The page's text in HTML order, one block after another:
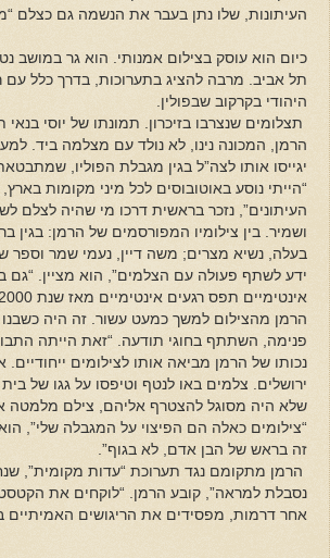
העיתונות, שלו נתן בעבר את הנשמה גם כצלם
כיום הוא עוסק בצילום אמנותי. הוא גר במושב
היהודי בקרקוב שבפולין.
תצלומים שנצרבו בזיכרון. תמונתו של יוסי
יגייסו אותו לצה”ל בגין מגבלת הפוליו,
“הייתי נוסע באוטובוסים לכל מיני מקומות
העיתונים”, נזכר בראשית דרכו מי שהיה לצלם
ושמיר. בין צילומיו המפורסמים של הרמן:
בעלה, נשיא מצרים; משה דיין, נעמי שמר וספר
ידע לשתף פעולה עם הצלמים”, הוא מציין. “גם
הרמן מהצילום למשך כמעט עשור. זה היה
פנימה, השתתף בחוגי תודעה. “זאת הייתה
נכותו של הרמן מביאה אותו לצילומים
ירושלים. צלמים באו לנטף וטיפסו על גגו של
שלא היה מסוגל להצטרף אליהם, צילם מלמטה
“צילומים כאלה הם הפיצוי על המגבלה שלי”,
זה בראש של הבן אדם, לא בגוף”.
הרמן מתקומם נגד תערוכת “עדות מקומית”,
נסבלת למראה”, קובע הרמן. “לוקחים את
אחר דרמות, מפסידים את הריגושים האמיתיים